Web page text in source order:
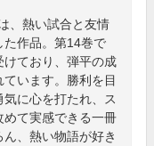
、熱い試合と友情
た作品。第14巻で
けており、弾平の成
います。勝利を目
に心を打たれ、ス
めて実感できる一冊
、熱い物語が好き